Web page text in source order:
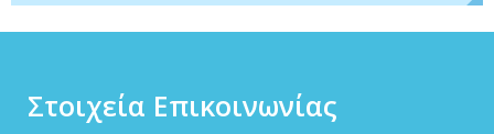
Στοιχεία Επικοινωνίας